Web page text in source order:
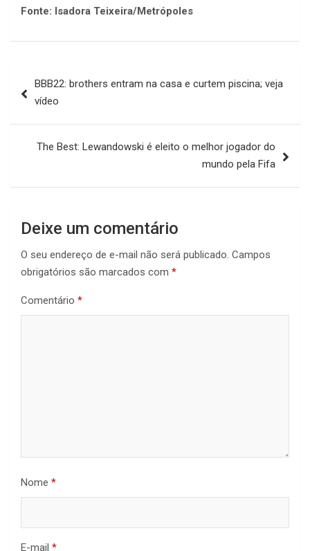
Fonte: Isadora Teixeira/Metrópoles
de
BBB22: brothers entram na casa e curtem piscina; veja
vídeo
The Best: Lewandowski é eleito o melhor jogador do
mundo pela Fifa
Deixe um comentário
O seu endereço de e-mail não será publicado. Campos
obrigatórios são marcados com *
Comentário *
Nome *
E-mail *